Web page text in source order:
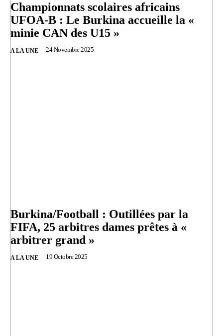
Championnats scolaires africains
UFOA-B : Le Burkina accueille la «
minie CAN des U15 »
A LA UNE 24 Novembre 2025
Burkina/Football : Outillées par la
FIFA, 25 arbitres dames prêtes à «
arbitrer grand »
A LA UNE 19 Octobre 2025